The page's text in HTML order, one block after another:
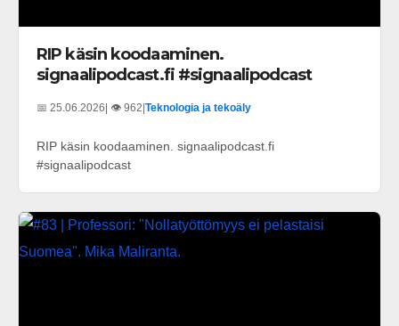
RIP käsin koodaaminen.
signaalipodcast.fi #signaalipodcast
📅 25.06.2026| 👁️ 962|Teknologia ja tekoäly
RIP käsin koodaaminen. signaalipodcast.fi
#signaalipodcast